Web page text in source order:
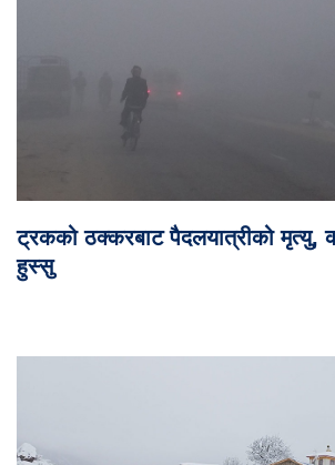
ट्रकको ठक्करबाट पैदलयात्रीको मृत्यु,
हुस्सु